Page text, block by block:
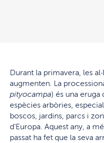
Durant la primavera, les
augmenten. La
pityocampa) és una eruga
espècies arbòries,
boscos, jardins, parcs i
d’Europa. Aquest any, a
passat ha fet que la seva